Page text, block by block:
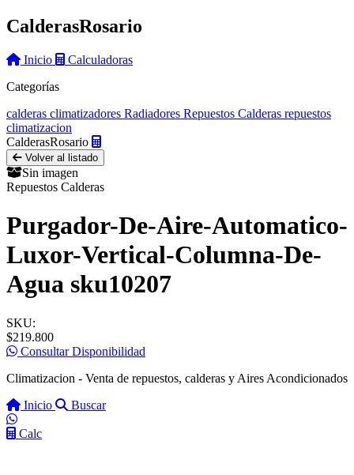
CalderasRosario
Inicio
Calculadoras
Categorías
calderas climatizadores Radiadores Repuestos Calderas repuestos
climatizacion
CalderasRosario
Volver al listado
Sin imagen
Repuestos Calderas
Purgador-De-Aire-Automatico-
Luxor-Vertical-Columna-De-
Agua sku10207
SKU:
$219.800
Consultar Disponibilidad
Climatizacion - Venta de repuestos, calderas y Aires Acondicionados
Inicio
Buscar
Calc